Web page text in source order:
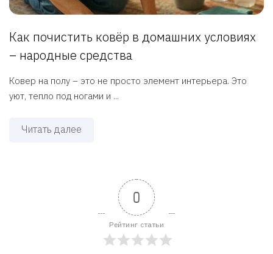
Как почистить ковёр в домашних условиях
– народные средства
Ковер на полу – это не просто элемент интерьера. Это
уют, тепло под ногами и ...
Читать далее
0
Рейтинг статьи